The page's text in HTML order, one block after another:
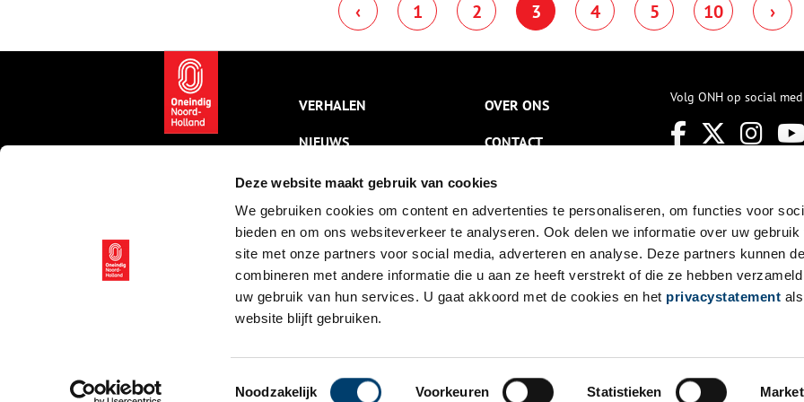
Deze website maakt gebruik van cookies
We gebruiken cookies om content en advertenties te personaliseren, om functies voor
bieden en om ons websiteverkeer te analyseren. Ook delen we informatie over uw gebruik
site met onze partners voor social media, adverteren en analyse. Deze partners kunnen
combineren met andere informatie die u aan ze heeft verstrekt of die ze hebben
uw gebruik van hun services. U gaat akkoord met de cookies en het privacystatement
website blijft gebruiken.
Toestemmingsselectie
Noodzakelijk Voorkeuren Statistieken
socialisten en de communisten
elkaar niet luchten of zien.
het voor iedereen in te zien. In
regionale
informatiebijeenkomsten
georganiseerd, waaronder twee
in Noord-Holland.
geschiedenis rond de Tweede
Wereldoorlog te herzien. De
woensdag 2 oktober in het
door burgemeester Femke
te bezoeken.
‹ 1 2 3 4 5 10 ›
VERHALEN
NIEUWS
KALENDER
THEMA’S
ACTIVITEITEN
VIDEO’S
OVER ONS
CONTACT
NIEUWSBRIEF
DISCLAIMER
PRIVACY
TOEGANKELIJKHEID
Volg ONH op social